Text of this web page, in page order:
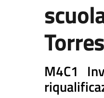
Torres
M4C1